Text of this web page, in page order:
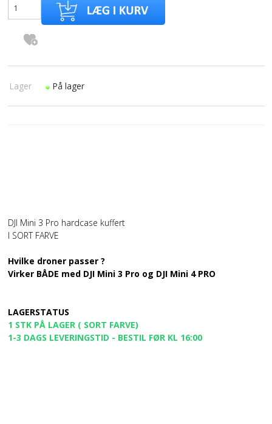
Lager På lager
DJI Mini 3 Pro hardcase kuffert
I SORT FARVE
Hvilke droner passer ?
Virker BÅDE med DJI Mini 3 Pro og DJI Mini 4 PRO
LAGERSTATUS
1 STK PÅ LAGER ( SORT FARVE)
1-3 DAGS LEVERINGSTID - BESTIL FØR KL 16:00